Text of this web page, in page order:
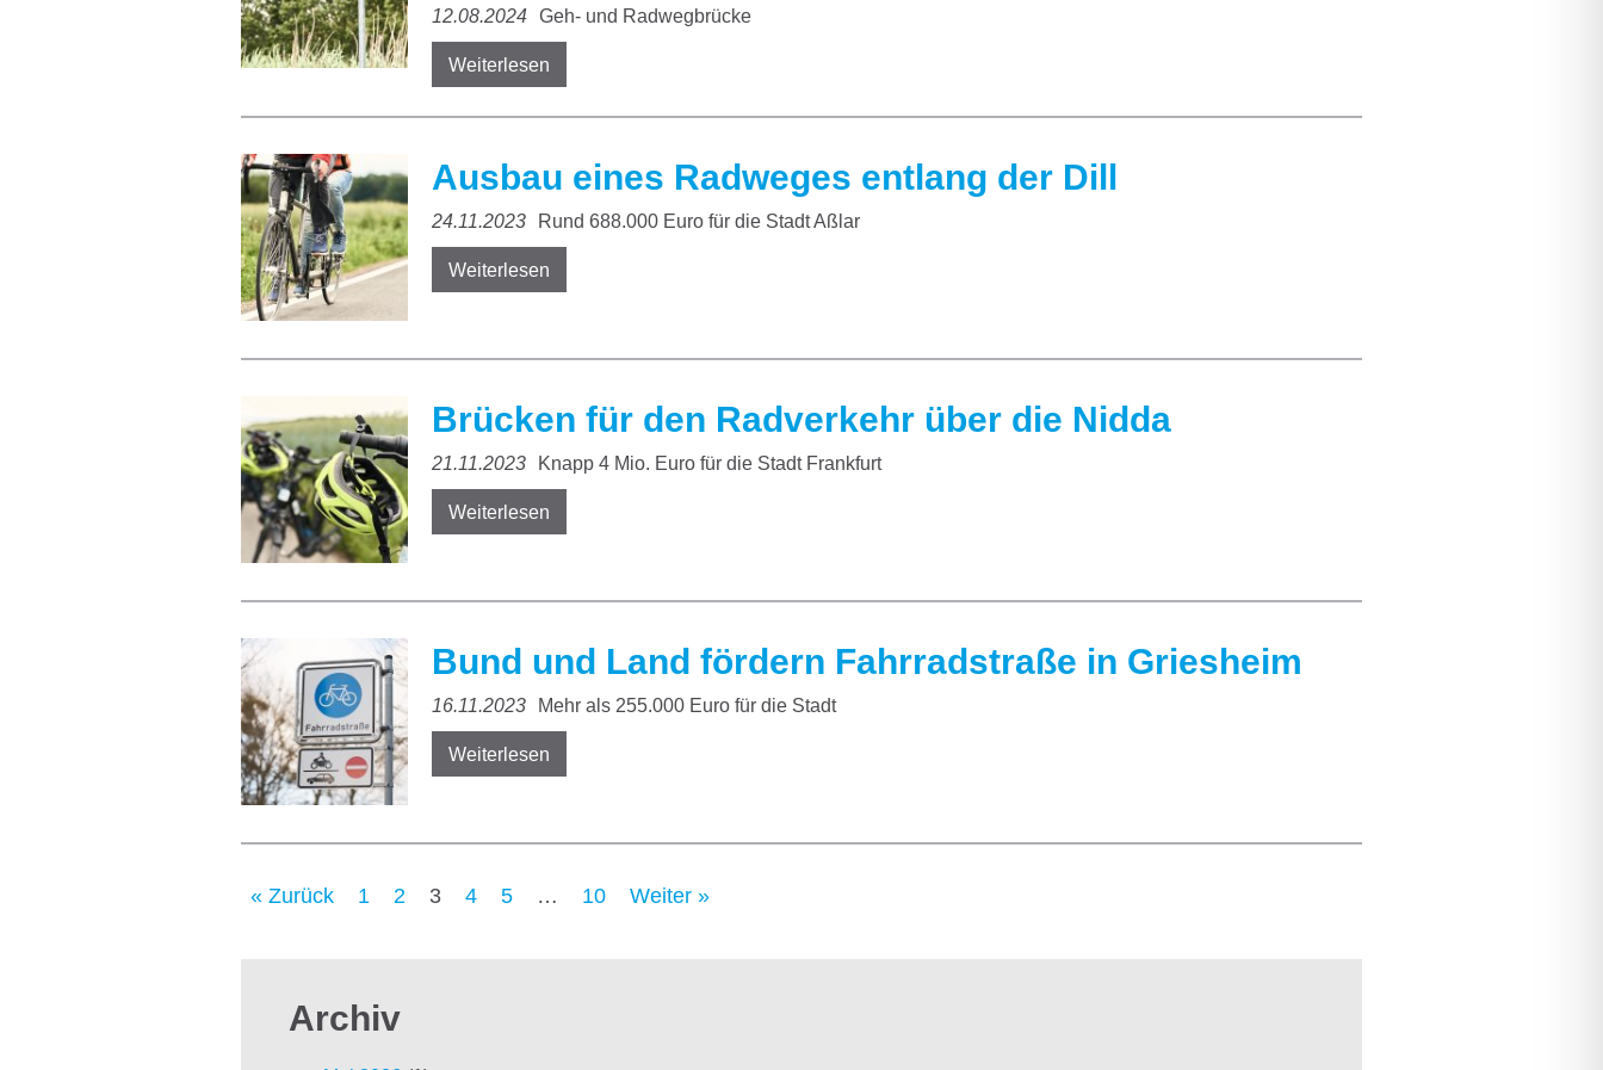
12.08.2024 Geh- und Radwegbrücke
Weiterlesen
Ausbau eines Radweges entlang der Dill
24.11.2023 Rund 688.000 Euro für die Stadt Aßlar
Weiterlesen
Brücken für den Radverkehr über die Nidda
21.11.2023 Knapp 4 Mio. Euro für die Stadt Frankfurt
Weiterlesen
Bund und Land fördern Fahrradstraße in Griesheim
16.11.2023 Mehr als 255.000 Euro für die Stadt
Weiterlesen
« Zurück 1 2 3 4 5 … 10 Weiter »
Archiv